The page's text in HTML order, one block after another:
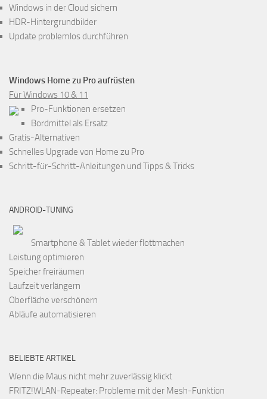
Windows in der Cloud sichern
HDR-Hintergrundbilder
Update problemlos durchführen
Windows Home zu Pro aufrüsten
Für Windows 10 & 11
Pro-Funktionen ersetzen
Bordmittel als Ersatz
Gratis-Alternativen
Schnelles Upgrade von Home zu Pro
Schritt-für-Schritt-Anleitungen und Tipps & Tricks
ANDROID-TUNING
Smartphone & Tablet wieder flottmachen
Leistung optimieren
Speicher freiräumen
Laufzeit verlängern
Oberfläche verschönern
Abläufe automatisieren
BELIEBTE ARTIKEL
Wenn die Maus nicht mehr zuverlässig klickt
FRITZ!WLAN-Repeater: Probleme mit der Mesh-Funktion